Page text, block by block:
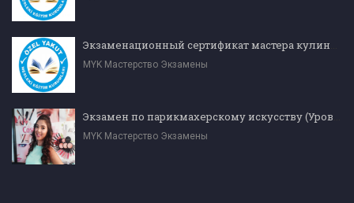
MYK Мастерство Экзамены
MYK Мастерство Экзамены